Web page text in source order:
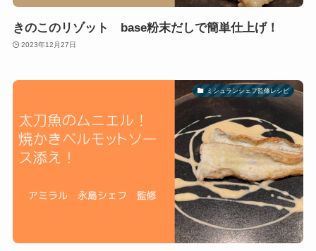
きのこのリゾット base粉末だしで簡単仕上げ！
2023年12月27日
ミシュランシェフ監修レシピ